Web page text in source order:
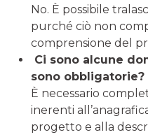
No. È possibile
purché ciò non
comprensione del
Ci sono alcune
sono obbligatorie?
È necessario
inerenti
progetto e alla